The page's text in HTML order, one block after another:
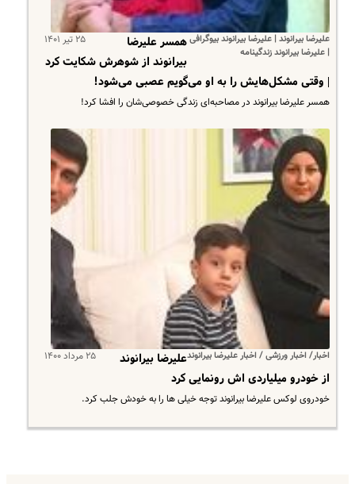
علیرضا بیرانوند | علیرضا بیرانوند بیوگرافی
| علیرضا بیرانوند زندگینامه
۲۵ تیر ۱۴۰۱
همسر علیرضا
بیرانوند از شوهرش شکایت کرد
| وقتی مشکل‌هایش را به او می‌گویم عصبی می‌شود!
همسر علیرضا بیرانوند در مصاحبه‌ای زندگی خصوصی‌شان را افشا کرد!
اخبار/ اخبار ورزشی / اخبار علیرضا بیرانوند ۲۵ مرداد ۱۴۰۰
علیرضا بیرانوند
از خودرو میلیاردی اش رونمایی کرد
​خودروی لوکس علیرضا بیرانوند توجه خیلی ها را به خودش جلب کرد.